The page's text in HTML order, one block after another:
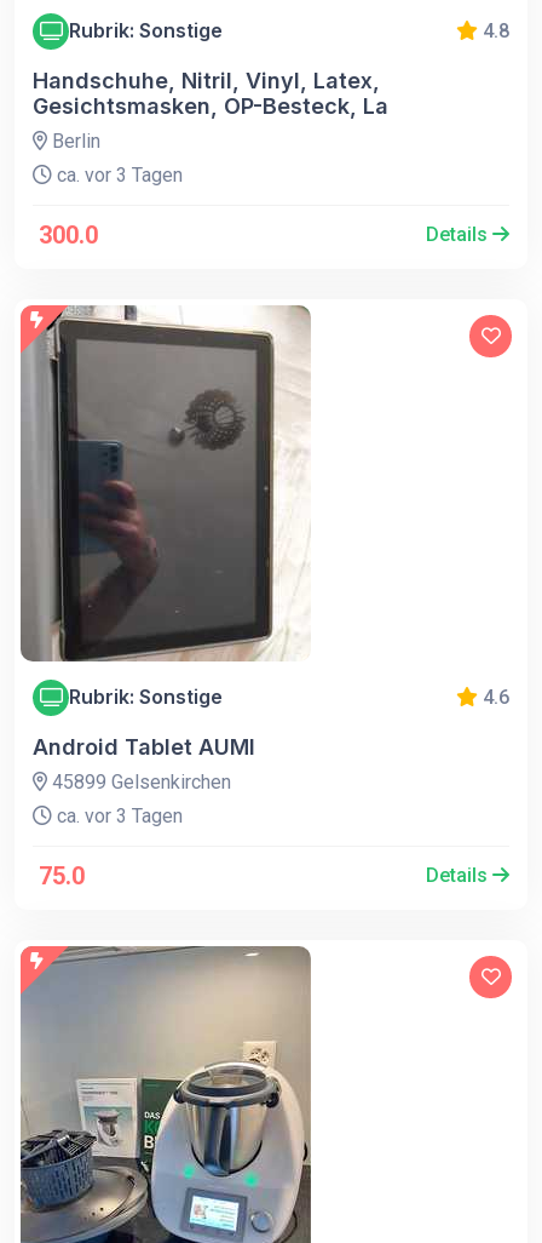
Rubrik: Sonstige 4.8
Handschuhe, Nitril, Vinyl, Latex,
Gesichtsmasken, OP-Besteck, La
Berlin
ca. vor 3 Tagen
300.0 Details
Rubrik: Sonstige 4.6
Android Tablet AUMI
45899 Gelsenkirchen
ca. vor 3 Tagen
75.0 Details